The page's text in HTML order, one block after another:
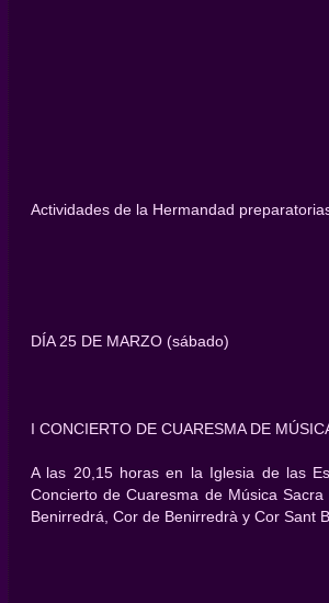
Actividades de la Hermandad
DÍA 25 DE MARZO (sábado)
I CONCIERTO DE CUARESMA DE
A las 20,15 horas en la Iglesia de las
Concierto de Cuaresma de Música
Benirredrá, Cor de Benirredrà y Cor Sant